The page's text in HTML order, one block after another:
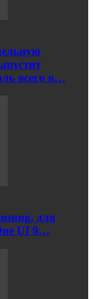
всего в…
для
UI 9…